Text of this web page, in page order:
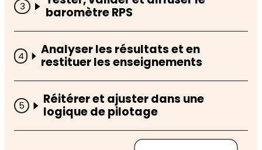
baromètre RPS
Analyser les résultats et en
restituer les enseignements
Réitérer et ajuster dans une
logique de pilotage